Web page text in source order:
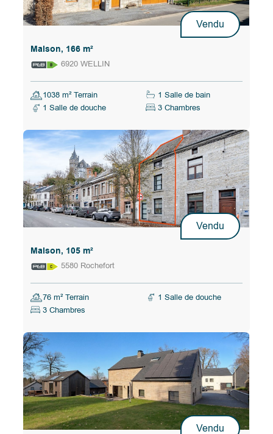
Vendu
Maison, 166 m²
6920 WELLIN
1038 m² Terrain
1 Salle de bain
1 Salle de douche
3 Chambres
Vendu
Maison, 105 m²
5580 Rochefort
76 m² Terrain
1 Salle de douche
3 Chambres
Vendu